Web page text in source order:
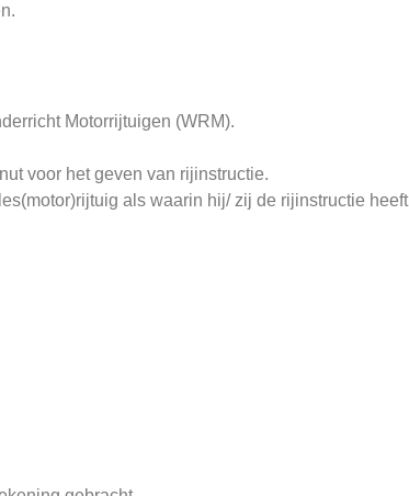
Motorrijtuigen (WRM).
voor het geven van rijinstructie.
als waarin hij/ zij de rijinstructie heeft